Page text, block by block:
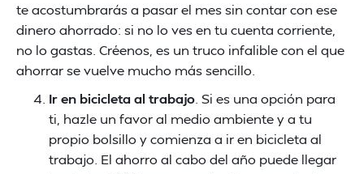
te acostumbrarás a pasar el mes sin contar con ese
dinero ahorrado: si no lo ves en tu cuenta corriente,
no lo gastas. Créenos, es un truco infalible con el que
ahorrar se vuelve mucho más sencillo.
Ir en bicicleta al trabajo. Si es una opción para
ti, hazle un favor al medio ambiente y a tu
propio bolsillo y comienza a ir en bicicleta al
trabajo. El ahorro al cabo del año puede llegar